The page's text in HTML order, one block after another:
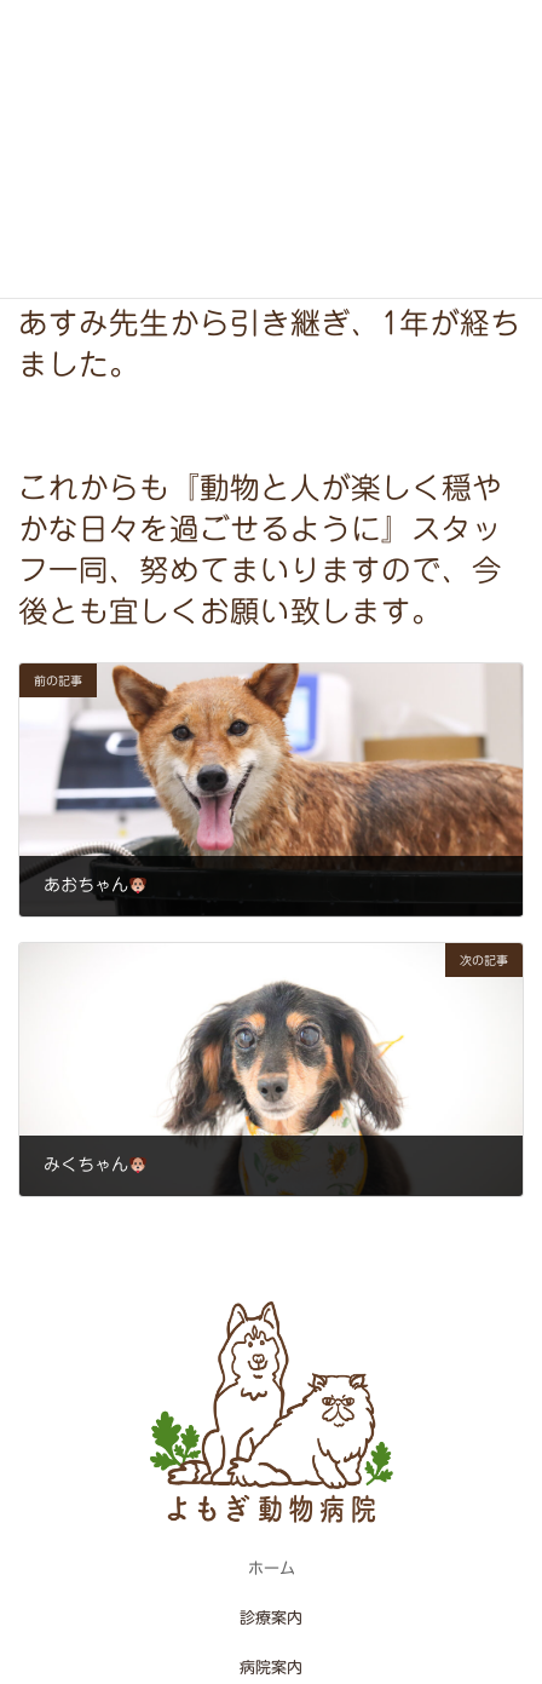
⁡あすみ先生から引き継ぎ、1年が経ち
ました。
これからも『動物と人が楽しく穏や
かな日々を過ごせるように』スタッ
フ一同、努めてまいりますので、今
後とも宜しくお願い致します。
前の記事
あおちゃん
次の記事
みくちゃん
ホーム
診療案内
病院案内